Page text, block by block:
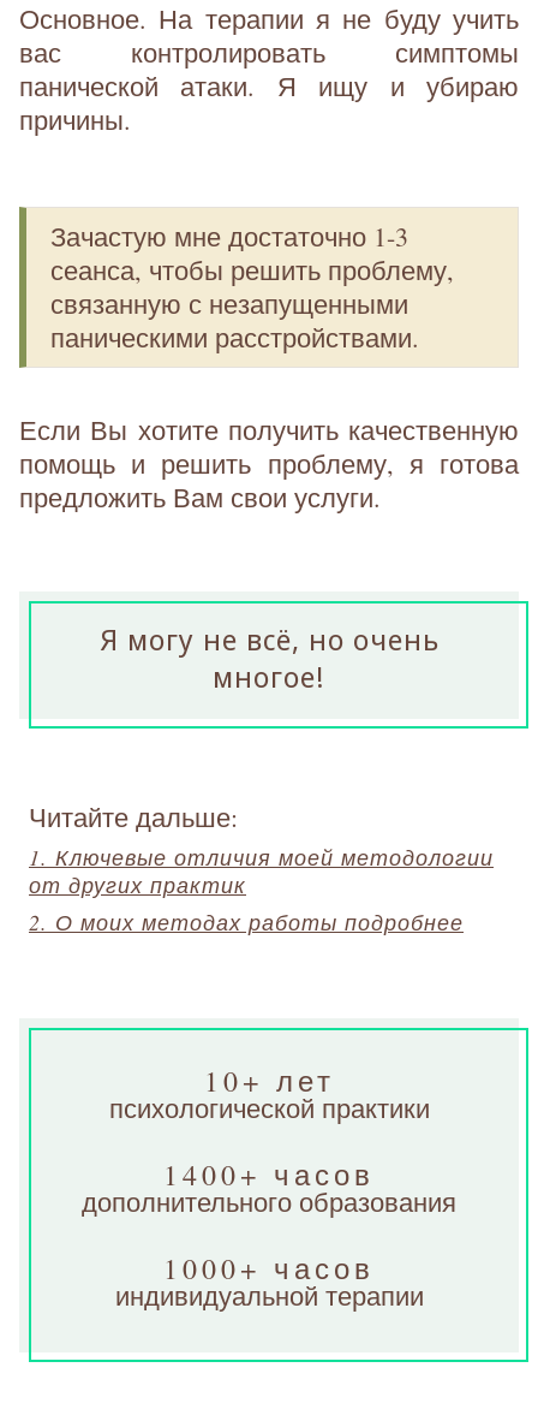
Основное. На терапии я не буду учить
вас контролировать симптомы
панической атаки. Я ищу и убираю
причины.
Зачастую мне достаточно 1-3
сеанса, чтобы решить проблему,
связанную с незапущенными
паническими расстройствами.
Если Вы хотите получить качественную
помощь и решить проблему, я готова
предложить Вам свои услуги.
Я могу не всё, но очень
многое!
Читайте дальше:
1. Ключевые отличия моей методологии
от других практик
2. О моих методах работы подробнее
10+ лет
психологической практики
1400+ часов
дополнительного образования
1000+ часов
индивидуальной терапии